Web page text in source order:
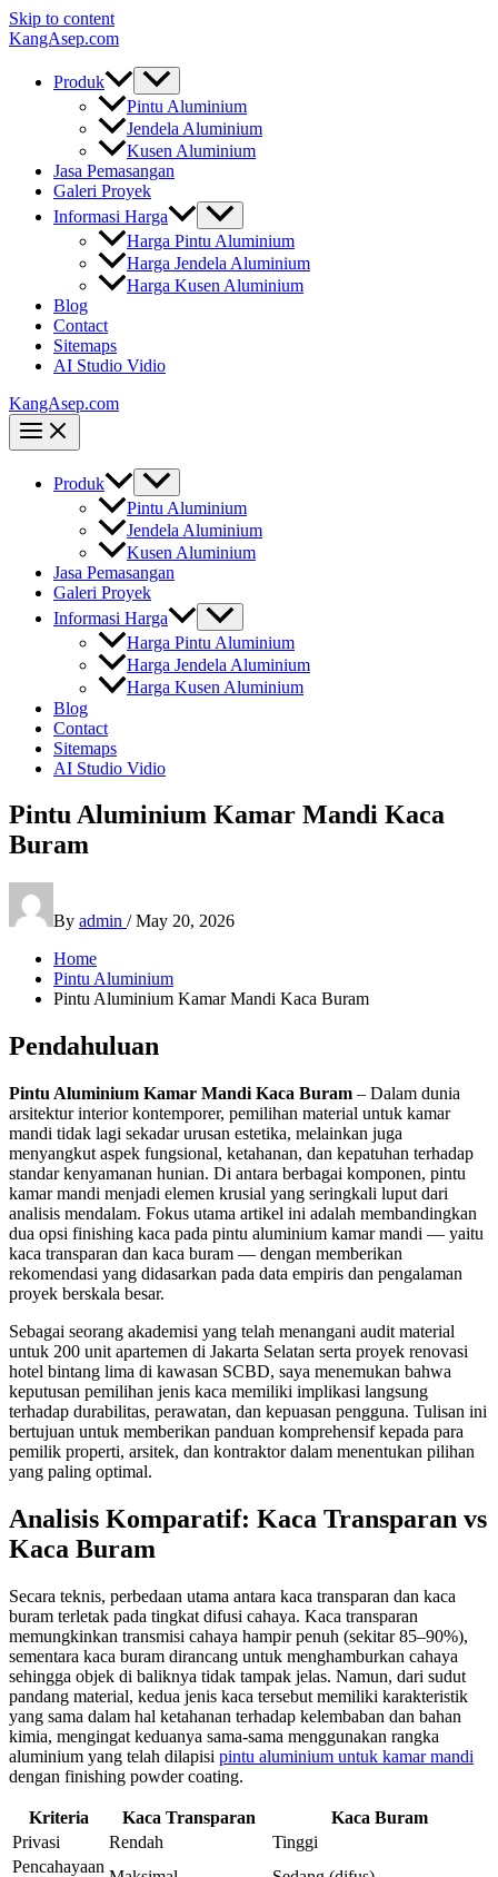
Skip to content
KangAsep.com
Produk
Pintu Aluminium
Jendela Aluminium
Kusen Aluminium
Jasa Pemasangan
Galeri Proyek
Informasi Harga
Harga Pintu Aluminium
Harga Jendela Aluminium
Harga Kusen Aluminium
Blog
Contact
Sitemaps
AI Studio Vidio
KangAsep.com
Produk
Pintu Aluminium
Jendela Aluminium
Kusen Aluminium
Jasa Pemasangan
Galeri Proyek
Informasi Harga
Harga Pintu Aluminium
Harga Jendela Aluminium
Harga Kusen Aluminium
Blog
Contact
Sitemaps
AI Studio Vidio
Pintu Aluminium Kamar Mandi Kaca
Buram
By admin /May 20, 2026
Home
Pintu Aluminium
Pintu Aluminium Kamar Mandi Kaca Buram
Pendahuluan
Pintu Aluminium Kamar Mandi Kaca Buram – Dalam dunia
arsitektur interior kontemporer, pemilihan material untuk kamar
mandi tidak lagi sekadar urusan estetika, melainkan juga
menyangkut aspek fungsional, ketahanan, dan kepatuhan terhadap
standar kenyamanan hunian. Di antara berbagai komponen, pintu
kamar mandi menjadi elemen krusial yang seringkali luput dari
analisis mendalam. Fokus utama artikel ini adalah membandingkan
dua opsi finishing kaca pada pintu aluminium kamar mandi — yaitu
kaca transparan dan kaca buram — dengan memberikan
rekomendasi yang didasarkan pada data empiris dan pengalaman
proyek berskala besar.
Sebagai seorang akademisi yang telah menangani audit material
untuk 200 unit apartemen di Jakarta Selatan serta proyek renovasi
hotel bintang lima di kawasan SCBD, saya menemukan bahwa
keputusan pemilihan jenis kaca memiliki implikasi langsung
terhadap durabilitas, perawatan, dan kepuasan pengguna. Tulisan ini
bertujuan untuk memberikan panduan komprehensif kepada para
pemilik properti, arsitek, dan kontraktor dalam menentukan pilihan
yang paling optimal.
Analisis Komparatif: Kaca Transparan vs
Kaca Buram
Secara teknis, perbedaan utama antara kaca transparan dan kaca
buram terletak pada tingkat difusi cahaya. Kaca transparan
memungkinkan transmisi cahaya hampir penuh (sekitar 85–90%),
sementara kaca buram dirancang untuk menghamburkan cahaya
sehingga objek di baliknya tidak tampak jelas. Namun, dari sudut
pandang material, kedua jenis kaca tersebut memiliki karakteristik
yang sama dalam hal ketahanan terhadap kelembaban dan bahan
kimia, mengingat keduanya sama-sama menggunakan rangka
aluminium yang telah dilapisi pintu aluminium untuk kamar mandi
dengan finishing powder coating.
Kriteria Kaca Transparan
Kaca Buram
Privasi
Rendah
Tinggi
Pencahayaan